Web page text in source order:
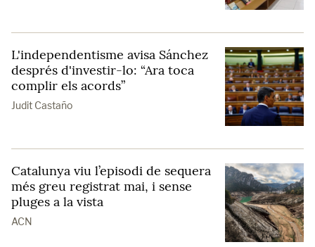
L'independentisme avisa Sánchez
després d'investir-lo: “Ara toca
complir els acords”
Judit Castaño
Catalunya viu l’episodi de sequera
més greu registrat mai, i sense
pluges a la vista
ACN